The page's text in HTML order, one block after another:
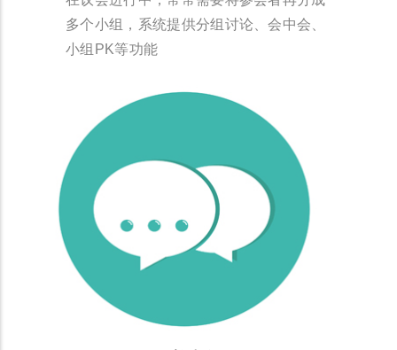
多个小组，系统提供分组讨论、会中会、
小组PK等功能